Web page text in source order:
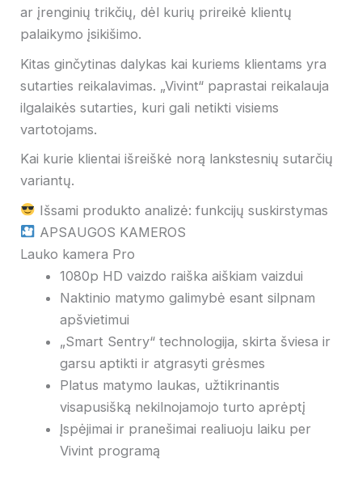
ar įrenginių trikčių, dėl kurių prireikė klientų
palaikymo įsikišimo.
Kitas ginčytinas dalykas kai kuriems klientams yra
sutarties reikalavimas. „Vivint“ paprastai reikalauja
ilgalaikės sutarties, kuri gali netikti visiems
vartotojams.
Kai kurie klientai išreiškė norą lankstesnių sutarčių
variantų.
Išsami produkto analizė: funkcijų suskirstymas
APSAUGOS KAMEROS
Lauko kamera Pro
1080p HD vaizdo raiška aiškiam vaizdui
Naktinio matymo galimybė esant silpnam
apšvietimui
„Smart Sentry“ technologija, skirta šviesa ir
garsu aptikti ir atgrasyti grėsmes
Platus matymo laukas, užtikrinantis
visapusišką nekilnojamojo turto aprėptį
Įspėjimai ir pranešimai realiuoju laiku per
Vivint programą